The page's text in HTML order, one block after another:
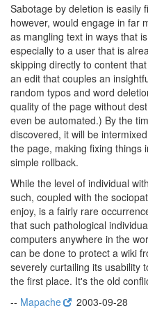
Sabotage by deletion is easily
however, would engage in far
as mangling text in ways that
especially to a user that is
skipping directly to content
an edit that couples an
random typos and word
quality of the page without
even be automated.) By the
discovered, it will be
the page, making fixing things
simple rollback.
While the level of individual
such, coupled with the
enjoy, is a fairly rare
that such pathological
computers anywhere in the
can be done to protect a wiki
severely curtailing its usability
the first place. It's the old
-- Mapache 2003-09-28